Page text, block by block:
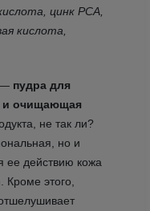
цинк PCA,
кислота,
— пудра для
и очищающая
не так ли?
но и
ее действию кожа
этого,